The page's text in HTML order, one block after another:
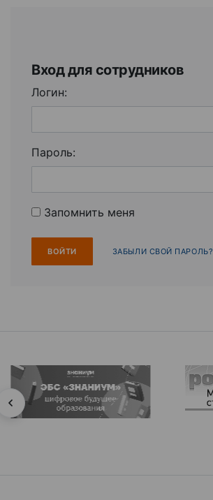
Вход для сотрудников
Логин:
Пароль:
Запомнить меня
ЗАБЫЛИ СВОЙ ПАРОЛЬ?